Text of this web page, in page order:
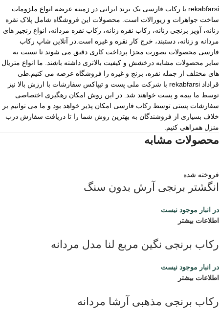
rekabfarsi یا رکاب فارسی یک برند ایرانی در زمینه عرضه انواع ملزومات
ساخت جواهرات و زیورالات است. محصولات این فروشگاه شامل پلاک نقره
زنانه، آویز برنجی زنانه، رکاب نقره زنانه، رکاب نقره مردانه، انواع زنجیر های
مردانه و زنانه، دستبند، خرج کار نقره و غیره است.در آنلاین شاپ رکاب
فارسی محصولات بصورت مجزا پرداخت کاری دقیق می شوند تا نسبت به
سایر محصولات مشابه درخشش و کیفیت بالاتری داشته باشند. ما انواع متریال
های مختلف از جمله نقره، برنج و غیره را فروشگاه عرضه می کنیم.طی
قراداد rekabfarsi با شرکت ملی پست و تیپاکس سفارشات با ارزش بالا نیز
توسط ما بیمه و پست خواهند شد. در این روش امکان رهگیری اختصاصی
سفارشات پستی توسط رکاب فارسی امکان پذیر خواهد بود و ما می توانیم بر
خلاف بسیاری از فروشندگان به بهترین روش شما را تا دریافت سفارش درب
منزل همراهی کنیم.
محصولات مشابه
فروخته شده
انگشتر برنجی آرش بدون سنگ
در انبار موجود نیست
اطلاعات بیشتر
رکاب برنجی نگین مربع لنا مدل مردانه
در انبار موجود نیست
اطلاعات بیشتر
رکاب برنجی مذهبی آرشا مردانه